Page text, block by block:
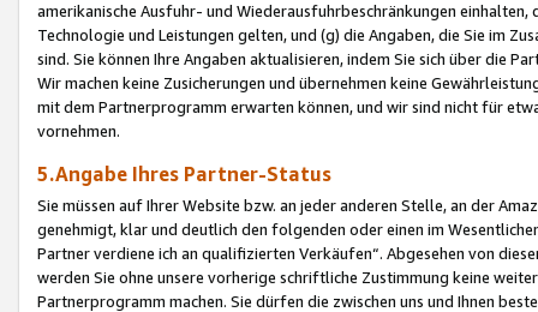
amerikanische Ausfuhr- und Wiederausfuhrbeschränkungen
Technologie und Leistungen gelten, und (g) die Angaben, die Sie im
sind. Sie können Ihre Angaben aktualisieren, indem Sie sich über die
Wir machen keine Zusicherungen und übernehmen keine
mit dem Partnerprogramm erwarten können, und wir sind nicht für
vornehmen.
5.Angabe Ihres Partner-Status
Sie müssen auf Ihrer Website bzw. an jeder anderen Stelle, an der
genehmigt, klar und deutlich den folgenden oder einen im
Partner verdiene ich an qualifizierten Verkäufen“. Abgesehen von
werden Sie ohne unsere vorherige schriftliche Zustimmung keine
Partnerprogramm machen. Sie dürfen die zwischen uns und Ihnen